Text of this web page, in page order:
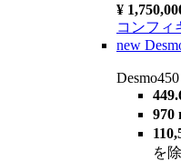
¥
コンフィ
new
970
を